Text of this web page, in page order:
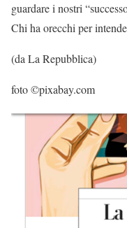
guardare i nostri
Chi ha orecchi per
(da La Repubblica)
foto ©pixabay.com